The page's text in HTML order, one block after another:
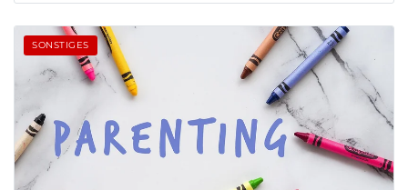
SONSTIGES